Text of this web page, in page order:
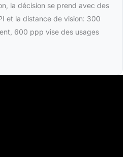
la décision se prend avec des
et la distance de vision: 300
600 ppp vise des usages